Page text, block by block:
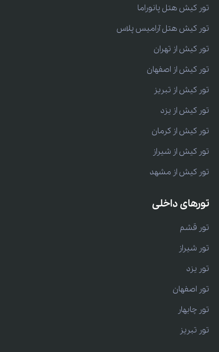
تور کیش هتل پانوراما
تور کیش هتل آرامیس پلاس
تور کیش از تهران
تور کیش از اصفهان
تور کیش از تبریز
تور کیش از یزد
تور کیش از کرمان
تور کیش از شیراز
تور کیش از مشهد
تورهای داخلی
تور قشم
تور شیراز
تور یزد
تور اصفهان
تور چابهار
تور تبریز